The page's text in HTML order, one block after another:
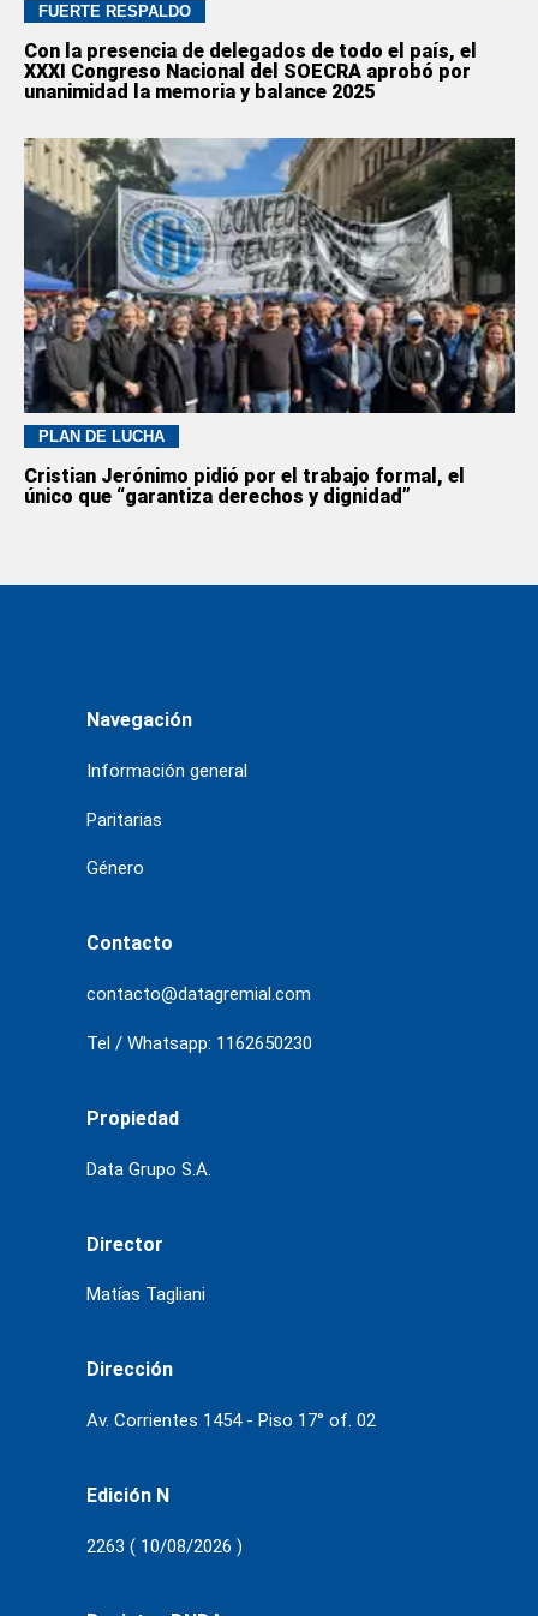
FUERTE RESPALDO
Con la presencia de delegados de todo el país, el
XXXI Congreso Nacional del SOECRA aprobó por
unanimidad la memoria y balance 2025
PLAN DE LUCHA
Cristian Jerónimo pidió por el trabajo formal, el
único que “garantiza derechos y dignidad”
Navegación
Información general
Paritarias
Género
Contacto
contacto@datagremial.com
Tel / Whatsapp: 1162650230
Propiedad
Data Grupo S.A.
Director
Matías Tagliani
Dirección
Av. Corrientes 1454 - Piso 17° of. 02
Edición N
2263 ( 10/08/2026 )